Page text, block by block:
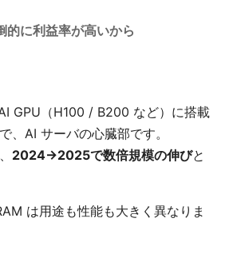
的に利益率が高いから
GPU（H100 / B200 など）に搭載
、AI サーバの心臓部です。
2024→2025で数倍規模の伸びと
は用途も性能も大きく異なりま